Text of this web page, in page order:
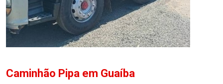
Caminhão Pipa em Guaíba